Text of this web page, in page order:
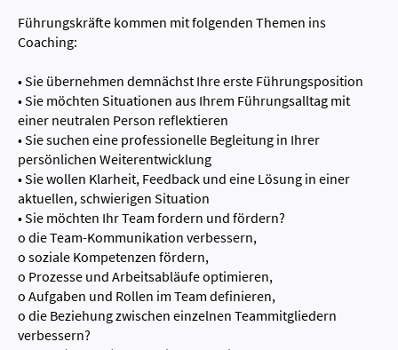
Führungskräfte kommen mit folgenden Themen ins
Coaching:
• Sie übernehmen demnächst Ihre erste Führungsposition
• Sie möchten Situationen aus Ihrem Führungsalltag mit
einer neutralen Person reflektieren
• Sie suchen eine professionelle Begleitung in Ihrer
persönlichen Weiterentwicklung
• Sie wollen Klarheit, Feedback und eine Lösung in einer
aktuellen, schwierigen Situation
• Sie möchten Ihr Team fordern und fördern?
o die Team-Kommunikation verbessern,
o soziale Kompetenzen fördern,
o Prozesse und Arbeitsabläufe optimieren,
o Aufgaben und Rollen im Team definieren,
o die Beziehung zwischen einzelnen Teammitgliedern
verbessern?